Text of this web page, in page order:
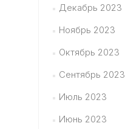
Декабрь 2023
Ноябрь 2023
Октябрь 2023
Сентябрь 2023
Июль 2023
Июнь 2023